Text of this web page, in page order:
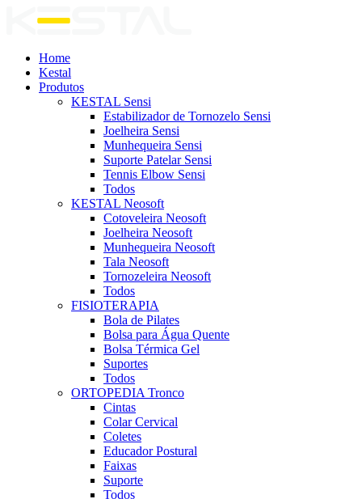
Home
Kestal
Produtos
KESTAL Sensi
Estabilizador de Tornozelo Sensi
Joelheira Sensi
Munhequeira Sensi
Suporte Patelar Sensi
Tennis Elbow Sensi
Todos
KESTAL Neosoft
Cotoveleira Neosoft
Joelheira Neosoft
Munhequeira Neosoft
Tala Neosoft
Tornozeleira Neosoft
Todos
FISIOTERAPIA
Bola de Pilates
Bolsa para Água Quente
Bolsa Térmica Gel
Suportes
Todos
ORTOPEDIA Tronco
Cintas
Colar Cervical
Coletes
Educador Postural
Faixas
Suporte
Todos